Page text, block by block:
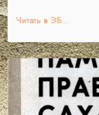
Читать в ЭБ...